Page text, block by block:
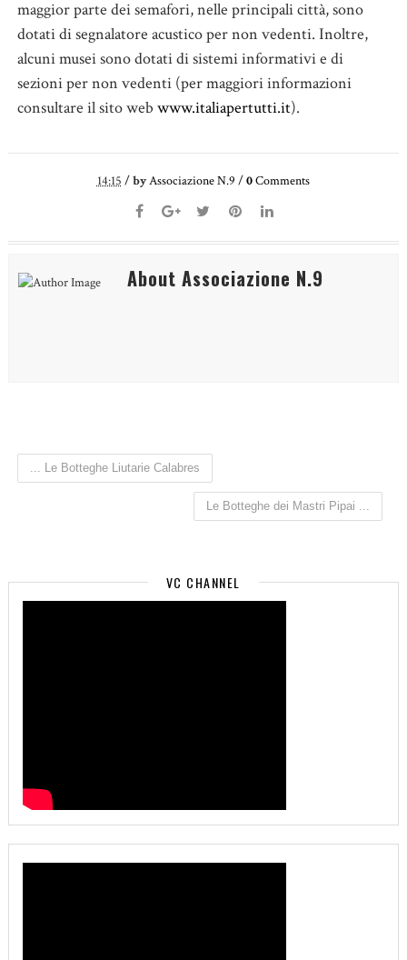
maggior parte dei semafori, nelle principali città, sono
dotati di segnalatore acustico per non vedenti. Inoltre,
alcuni musei sono dotati di sistemi informativi e di
sezioni per non vedenti (per maggiori informazioni
consultare il sito web www.italiapertutti.it).
14:15 /byAssociazione N.9 /0Comments
About Associazione N.9
... Le Botteghe Liutarie Calabres
Le Botteghe dei Mastri Pipai ...
VC CHANNEL